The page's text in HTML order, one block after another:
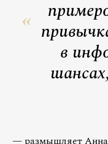
в
— размышляет